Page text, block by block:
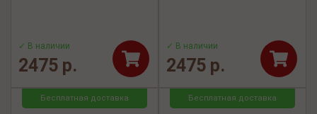
✓ В наличии
2475 р.
✓ В наличии
2475 р.
Бесплатная доставка Бесплатная доставка